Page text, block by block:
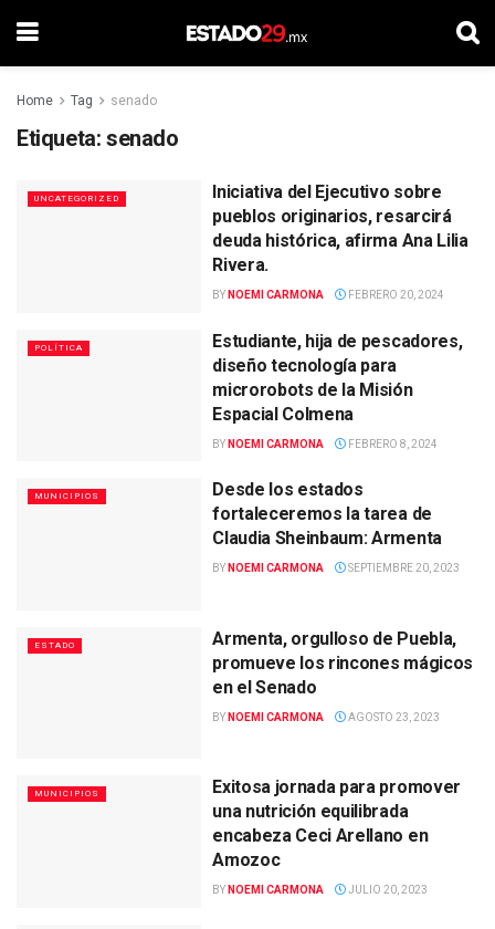
Home Tag senado
Etiqueta: senado
UNCATEGORIZED
Iniciativa del Ejecutivo sobre
pueblos originarios, resarcirá
deuda histórica, afirma Ana Lilia
Rivera.
BY NOEMI CARMONA FEBRERO 20, 2024
POLÍTICA
Estudiante, hija de pescadores,
diseño tecnología para
microrobots de la Misión
Espacial Colmena
BY NOEMI CARMONA FEBRERO 8, 2024
MUNICIPIOS
Desde los estados
fortaleceremos la tarea de
Claudia Sheinbaum: Armenta
BY NOEMI CARMONA SEPTIEMBRE 20, 2023
ESTADO
Armenta, orgulloso de Puebla,
promueve los rincones mágicos
en el Senado
BY NOEMI CARMONA AGOSTO 23, 2023
MUNICIPIOS
Exitosa jornada para promover
una nutrición equilibrada
encabeza Ceci Arellano en
Amozoc
BY NOEMI CARMONA JULIO 20, 2023